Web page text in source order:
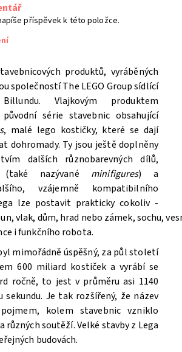
příspěvek k této položce.
Zpracováním osobních údajů.
produktů, vyráběných
společností The LEGO Group sídlící
Vlajkovým produktem
série stavebnic obsahující
, malé lego kostičky, které se dají
dohromady. Ty jsou ještě doplněny
dalších různobarevných dílů,
(také nazývané minifigures) a
vzájemně kompatibilního
lze postavit prakticky cokoliv -
vlak, dům, hrad nebo zámek, sochu,
i funkčního robota.
mimořádně úspěšný, za půl století
600 miliard kostiček a vyrábí se
ročně, to jest v průměru asi 1140
sekundu. Je tak rozšířený, že název
kolem stavebnic vzniklo
různých soutěží. Velké stavby z Lega
budovách.